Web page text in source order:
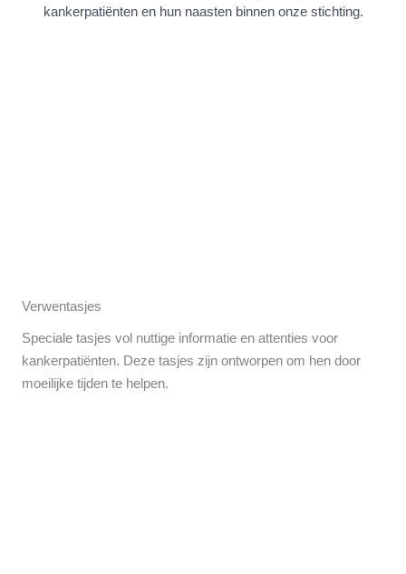
kankerpatiënten en hun naasten binnen onze stichting.
Verwentasjes
Speciale tasjes vol nuttige informatie en attenties voor
kankerpatiënten. Deze tasjes zijn ontworpen om hen door
moeilijke tijden te helpen.